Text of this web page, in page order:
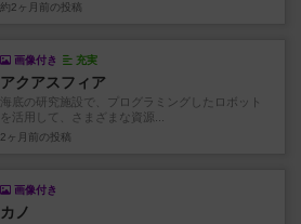
約2ヶ月前 の投稿
画像付き 充実
アクアスフィア
海底の研究施設で、プログラミングしたロボット
を活用して、さまざまな資源...
2ヶ月前 の投稿
画像付き
カノ